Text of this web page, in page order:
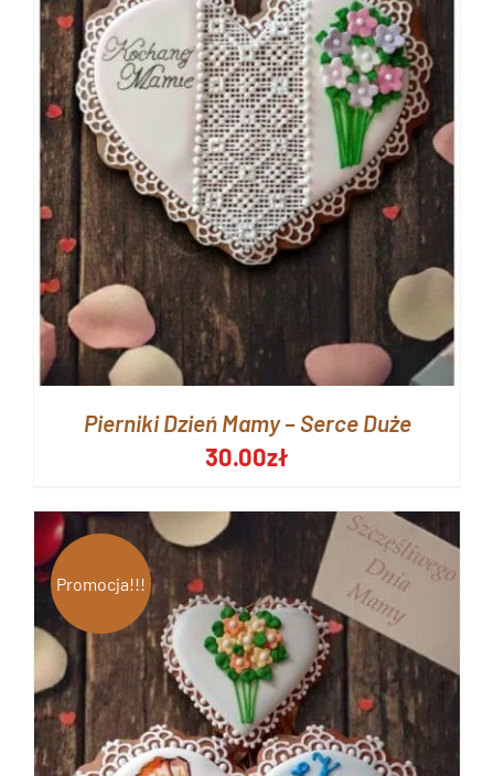
Pierniki Dzień Mamy – Serce Duże
30.00zł
Promocja!!!